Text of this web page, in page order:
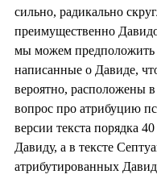
сильно, радикально
преимущественно
мы можем предположить
написанные о Давиде,
вероятно, расположены
вопрос про атрибуцию
версии текста порядка
Давиду, а в тексте
атрибутированных